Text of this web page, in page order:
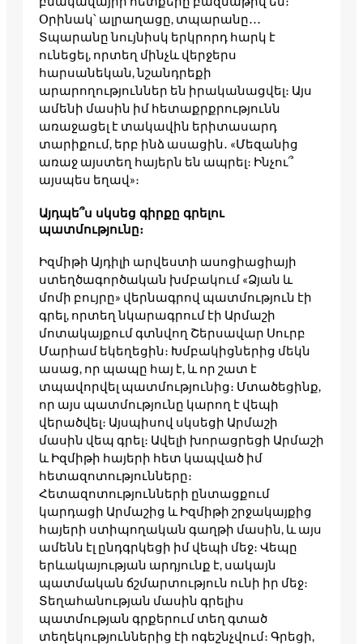
Օրինակ՝ ալրաղացը, տպարանը․․․
Տպարանը նույնիսկ երկրորդ հարկ է
ունեցել, որտեղ մինչև վերջերս
հարսանեկան, նշանդրեքի
արարողություններ են իրականացվել։ Այս
ամենի մասին իմ հետաքրքրությունն
առաջացել է տակավին երիտասարդ
տարիքում, երբ ինձ ասացին․ «Մեզանից
առաջ այստեղ հայերն են ապրել։ Ինչու՞
այսպես եղավ»։
Այդպե՞ս սկսեց գիրքը գրելու
պատմությունը։
Իզմիթի Այդիլի արվեստի ասոցիացիայի
ստեղծագործական խմբակում «Ձյան և
մոմի բույրը» վերնագրով պատմություն էի
գրել, որտեղ նկարագրում էի Արմաշի
մոտակայքում գտնվող Շերսավար Սուրբ
Մարիամ եկեղեցին։ Խմբակիցներից մեկն
ասաց, որ պապը հայ է, և որ շատ է
տպավորվել պատմությունից։ Մտածեցինք,
որ այս պատմությունը կարող է վեպի
վերածվել։ Այսպիսով սկսեցի Արմաշի
մասին վեպ գրել։ Ավելի խորացրեցի Արմաշի
և Իզմիթի հայերի հետ կապված իմ
հետազոտությունները։
Հետազոտությունների ընտացքում
կարդացի Արմաշից և Իզմիթի շրջակայքից
հայերի ստիպողական գաղթի մասին, և այս
ամենն էլ ընդգրկեցի իմ վեպի մեջ։ Վեպը
երևակայության արդյունք է, սակայն
պատմական ճշմարտություն ունի իր մեջ։
Տեղահանության մասին գրելիս
պատմության գրքերում տեղ գտած
տեղեկություններից էի ոգեշնչվում։ Գրեցի,